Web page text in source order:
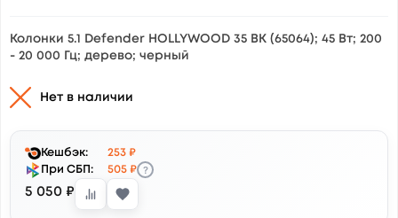
Колонки 5.1 Defender HOLLYWOOD 35 BK (65064); 45 Вт; 200
- 20 000 Гц; дерево; черный
Нет в наличии
Кешбэк:
253 ₽
При СБП:
505 ₽ ?
5 050 ₽